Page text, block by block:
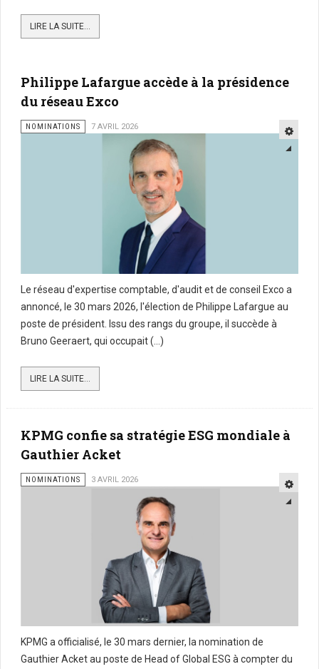
LIRE LA SUITE...
Philippe Lafargue accède à la présidence
du réseau Exco
NOMINATIONS 7 AVRIL 2026
Le réseau d'expertise comptable, d'audit et de conseil Exco a
annoncé, le 30 mars 2026, l'élection de Philippe Lafargue au
poste de président. Issu des rangs du groupe, il succède à
Bruno Geeraert, qui occupait (...)
LIRE LA SUITE...
KPMG confie sa stratégie ESG mondiale à
Gauthier Acket
NOMINATIONS 3 AVRIL 2026
KPMG a officialisé, le 30 mars dernier, la nomination de
Gauthier Acket au poste de Head of Global ESG à compter du